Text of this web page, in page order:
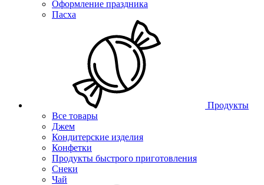
Оформление праздника
Пасха
Продукты
Все товары
Джем
Кондитерские изделия
Конфетки
Продукты быстрого приготовления
Снеки
Чай